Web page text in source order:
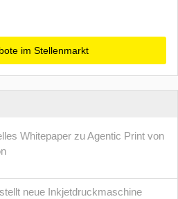
im Stellenmarkt
Whitepaper zu Agentic Print von
neue Inkjetdruckmaschine